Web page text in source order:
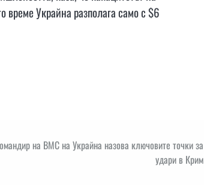
Украйна разполага само с $6
на ВМС на Украйна назова ключовите точки за
удари в Крим